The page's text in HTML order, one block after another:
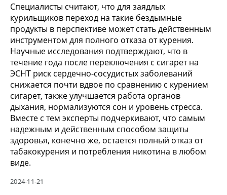
Специалисты считают, что для заядлых
курильщиков переход на такие бездымные
продукты в перспективе может стать действенным
инструментом для полного отказа от курения.
Научные исследования подтверждают, что в
течение года после переключения с сигарет на
ЭСНТ риск сердечно-сосудистых заболеваний
снижается почти вдвое по сравнению с курением
сигарет, также улучшается работа органов
дыхания, нормализуются сон и уровень стресса.
Вместе с тем эксперты подчеркивают, что самым
надежным и действенным способом защиты
здоровья, конечно же, остается полный отказ от
табакокурения и потребления никотина в любом
виде.
2024-11-21